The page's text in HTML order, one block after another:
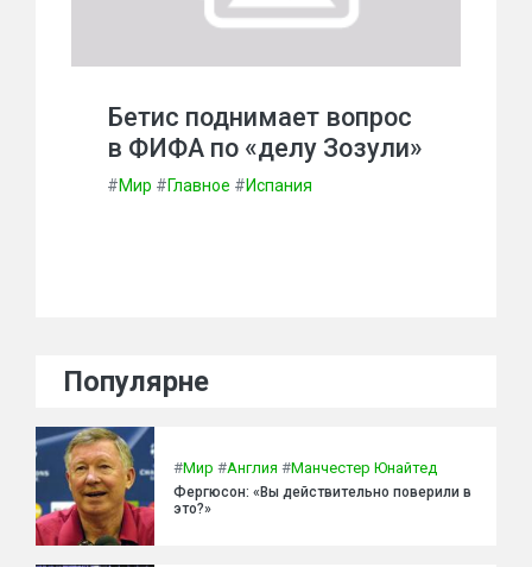
Бетис поднимает вопрос
в ФИФА по «делу Зозули»
#Мир #Главное #Испания
Популярне
#Мир #Англия #Манчестер Юнайтед
Фергюсон: «Вы действительно поверили в
это?»